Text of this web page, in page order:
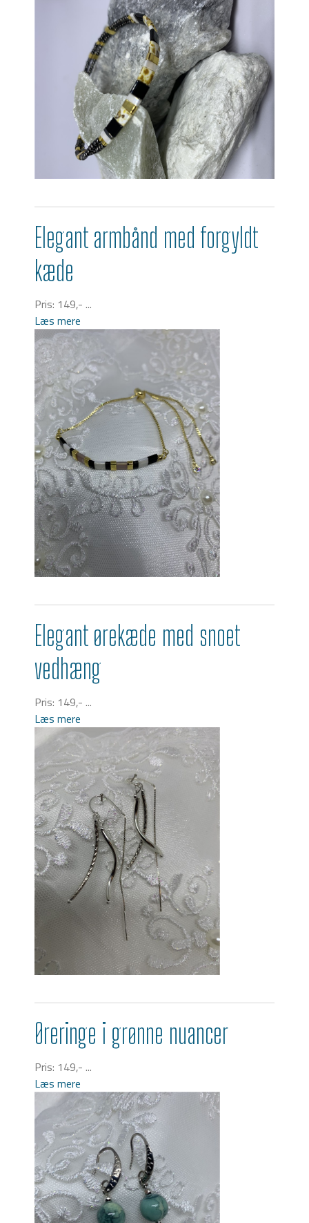
Elegant armbånd med forgyldt
kæde
Pris: 149,- ...
Læs mere
Elegant ørekæde med snoet
vedhæng
Pris: 149,- ...
Læs mere
Øreringe i grønne nuancer
Pris: 149,- ...
Læs mere